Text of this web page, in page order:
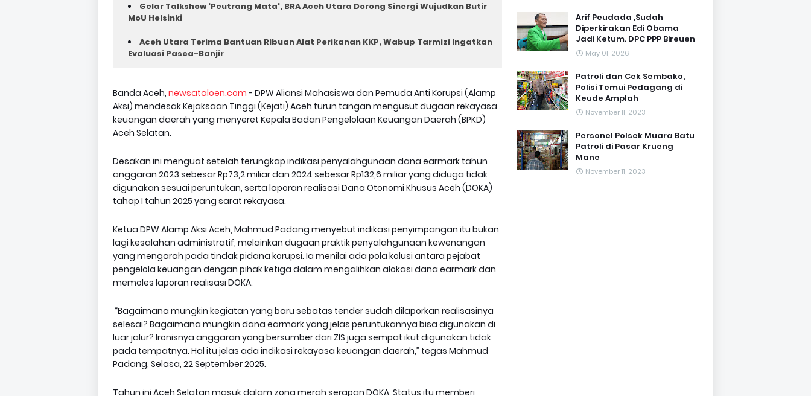
Gelar Talkshow 'Peutrang Mata', BRA Aceh Utara Dorong Sinergi Wujudkan Butir
MoU Helsinki
Aceh Utara Terima Bantuan Ribuan Alat Perikanan KKP, Wabup Tarmizi Ingatkan
Evaluasi Pasca-Banjir
Banda Aceh, newsataloen.com - DPW Aliansi Mahasiswa dan Pemuda Anti Korupsi (Alamp
Aksi) mendesak Kejaksaan Tinggi (Kejati) Aceh turun tangan mengusut dugaan rekayasa
keuangan daerah yang menyeret Kepala Badan Pengelolaan Keuangan Daerah (BPKD)
Aceh Selatan.
Desakan ini menguat setelah terungkap indikasi penyalahgunaan dana earmark tahun
anggaran 2023 sebesar Rp73,2 miliar dan 2024 sebesar Rp132,6 miliar yang diduga tidak
digunakan sesuai peruntukan, serta laporan realisasi Dana Otonomi Khusus Aceh (DOKA)
tahap I tahun 2025 yang sarat rekayasa.
Ketua DPW Alamp Aksi Aceh, Mahmud Padang menyebut indikasi penyimpangan itu bukan
lagi kesalahan administratif, melainkan dugaan praktik penyalahgunaan kewenangan
yang mengarah pada tindak pidana korupsi. Ia menilai ada pola kolusi antara pejabat
pengelola keuangan dengan pihak ketiga dalam mengalihkan alokasi dana earmark dan
memoles laporan realisasi DOKA.
“Bagaimana mungkin kegiatan yang baru sebatas tender sudah dilaporkan realisasinya
selesai? Bagaimana mungkin dana earmark yang jelas peruntukannya bisa digunakan di
luar jalur? Ironisnya anggaran yang bersumber dari ZIS juga sempat ikut digunakan tidak
pada tempatnya. Hal itu jelas ada indikasi rekayasa keuangan daerah,” tegas Mahmud
Padang, Selasa, 22 September 2025.
Tahun ini Aceh Selatan masuk dalam zona merah serapan DOKA. Status itu memberi
Arif Peudada ,Sudah
Diperkirakan Edi Obama
Jadi Ketum. DPC PPP Bireuen
May 01, 2026
Patroli dan Cek Sembako,
Polisi Temui Pedagang di
Keude Amplah
November 11, 2023
Personel Polsek Muara Batu
Patroli di Pasar Krueng
Mane
November 11, 2023